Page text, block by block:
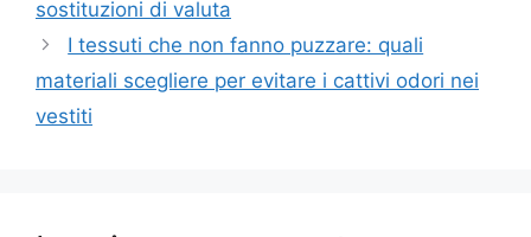
sostituzioni di valuta
I tessuti che non fanno puzzare: quali
materiali scegliere per evitare i cattivi odori nei
vestiti